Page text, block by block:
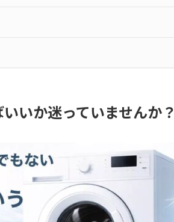
いか迷っていませんか？